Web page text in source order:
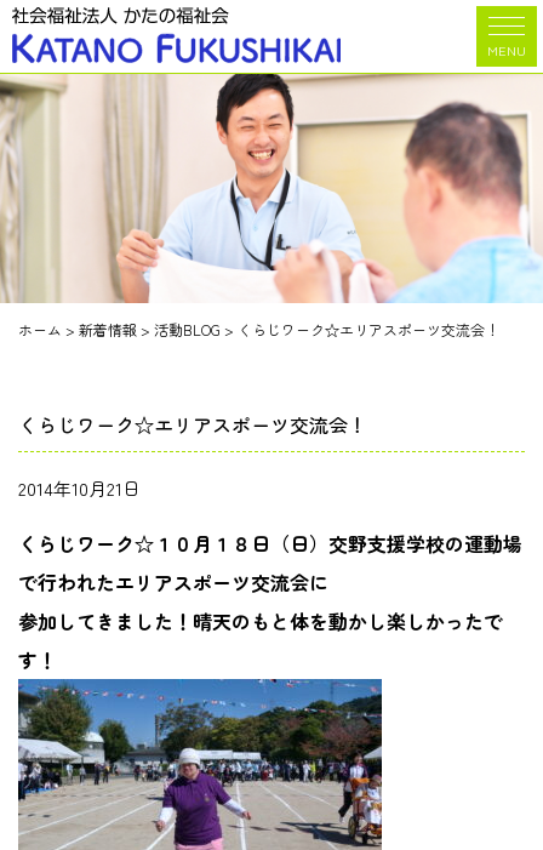
MENU
ホーム > 新着情報 > 活動BLOG > くらじワーク☆エリアスポーツ交流会！
くらじワーク☆エリアスポーツ交流会！
2014年10月21日
くらじワーク☆１０月１８日（日）交野支援学校の運動場
で行われたエリアスポーツ交流会に
参加してきました！晴天のもと体を動かし楽しかったで
す！